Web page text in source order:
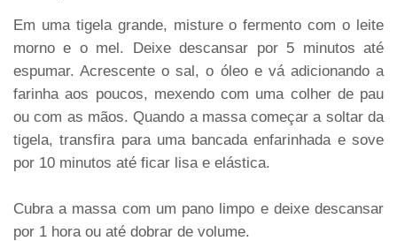
Em uma tigela grande, misture o fermento com o leite
morno e o mel. Deixe descansar por 5 minutos até
espumar. Acrescente o sal, o óleo e vá adicionando a
farinha aos poucos, mexendo com uma colher de pau
ou com as mãos. Quando a massa começar a soltar da
tigela, transfira para uma bancada enfarinhada e sove
por 10 minutos até ficar lisa e elástica.
Cubra a massa com um pano limpo e deixe descansar
por 1 hora ou até dobrar de volume.